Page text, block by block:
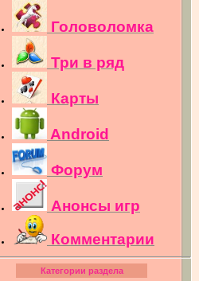
Головоломка
Три в ряд
Карты
Android
Форум
Анонсы игр
Комментарии
Категории раздела